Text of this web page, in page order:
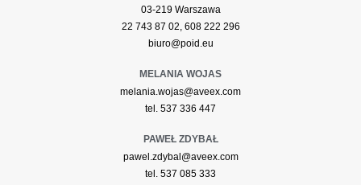
03-219 Warszawa
22 743 87 02, 608 222 296
biuro@poid.eu
MELANIA WOJAS
melania.wojas@aveex.com
tel. 537 336 447
PAWEŁ ZDYBAŁ
pawel.zdybal@aveex.com
tel. 537 085 333